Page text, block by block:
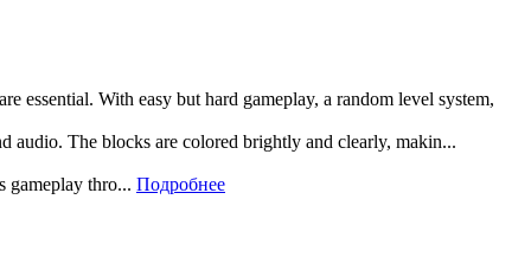
essential. With easy but hard gameplay, a random level system,
audio. The blocks are colored brightly and clearly, makin...
gameplay thro... Подробнее